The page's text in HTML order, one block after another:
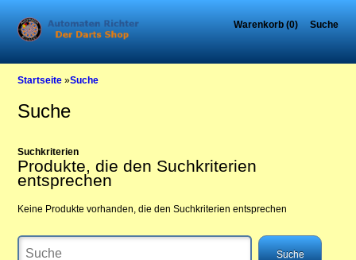
Warenkorb (0) Suche
Startseite »Suche
Suche
Suchkriterien
Produkte, die den Suchkriterien
entsprechen
Keine Produkte vorhanden, die den Suchkriterien entsprechen